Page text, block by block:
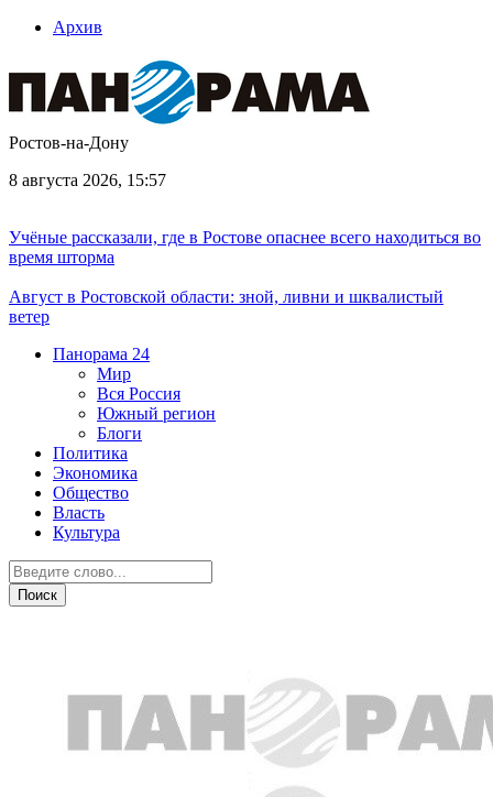
Архив
Ростов-на-Дону
8 августа 2026, 15:57
Учёные рассказали, где в Ростове опаснее всего находиться во
время шторма
Август в Ростовской области: зной, ливни и шквалистый
ветер
Панорама 24
Мир
Вся Россия
Южный регион
Блоги
Политика
Экономика
Общество
Власть
Культура